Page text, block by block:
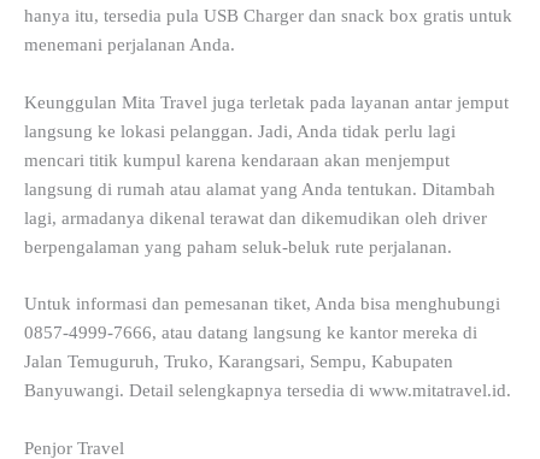
hanya itu, tersedia pula USB Charger dan snack box gratis untuk
menemani perjalanan Anda.
Keunggulan Mita Travel juga terletak pada layanan antar jemput
langsung ke lokasi pelanggan. Jadi, Anda tidak perlu lagi
mencari titik kumpul karena kendaraan akan menjemput
langsung di rumah atau alamat yang Anda tentukan. Ditambah
lagi, armadanya dikenal terawat dan dikemudikan oleh driver
berpengalaman yang paham seluk-beluk rute perjalanan.
Untuk informasi dan pemesanan tiket, Anda bisa menghubungi
0857-4999-7666, atau datang langsung ke kantor mereka di
Jalan Temuguruh, Truko, Karangsari, Sempu, Kabupaten
Banyuwangi. Detail selengkapnya tersedia di www.mitatravel.id.
Penjor Travel